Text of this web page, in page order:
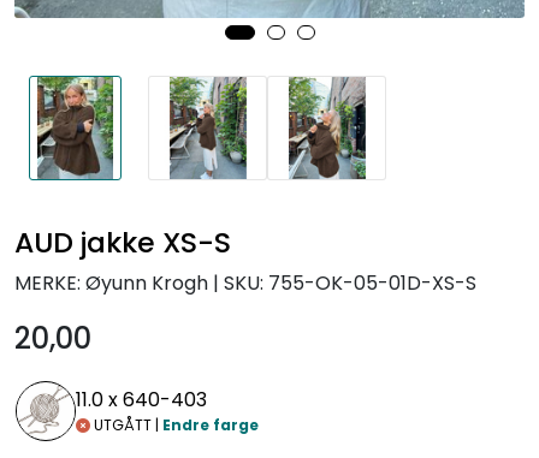
AUD jakke XS-S
MERKE: Øyunn Krogh | SKU: 755-OK-05-01D-XS-S
20,00
11.0 x640-403
UTGÅTT | Endre farge